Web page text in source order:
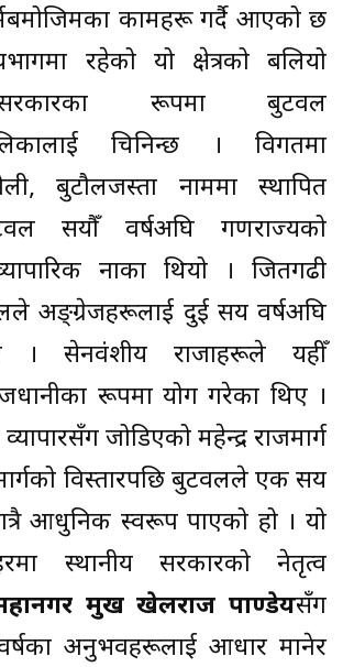
कामहरू गर्दै आएको छ
रहेको यो क्षेत्रको बलियो
रूपमा बुटवल
चिनिन्छ । विगतमा
बुटौलजस्ता नाममा स्थापित
सयौँ वर्षअघि गणराज्यको
नाका थियो । जितगढी
अङ्ग्रेजहरूलाई दुई सय वर्षअघि
। सेनवंशीय राजाहरूले यहीँ
रूपमा प्रयोग गरेका थिए ।
जोडिएको महेन्द्र राजमार्ग
विस्तारपछि बुटवलले एक सय
आधुनिक स्वरूप पाएको हो । यो
स्थानीय सरकारको नेतृत्व
प्रमुख खेलराज पाण्डेयसँग
अनुभवहरूलाई आधार मानेर